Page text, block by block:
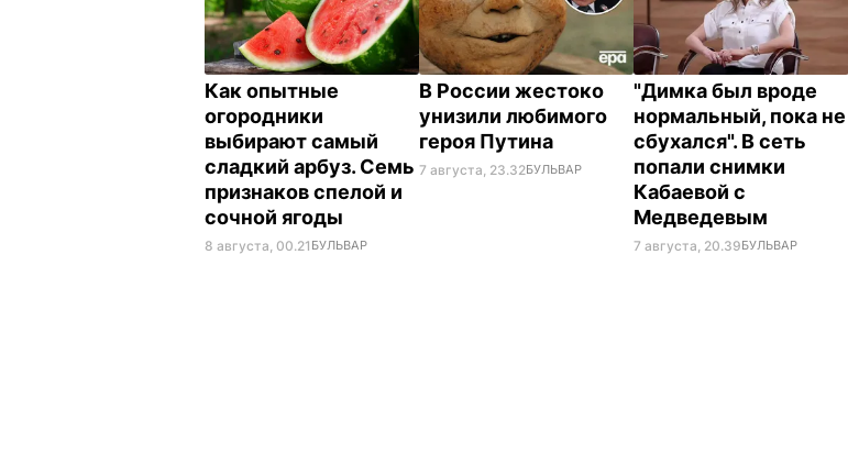
Как опытные
огородники
выбирают самый
сладкий арбуз. Семь
признаков спелой и
сочной ягоды
8 августа, 00.21 БУЛЬВАР
В России жестоко
унизили любимого
героя Путина
7 августа, 23.32БУЛЬВАР
"Димка был вроде
нормальный, пока не
сбухался". В сеть
попали снимки
Кабаевой с
Медведевым
7 августа, 20.39БУЛЬВАР